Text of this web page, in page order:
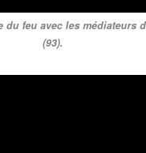
feu avec les médiateurs
(93).